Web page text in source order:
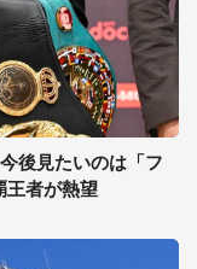
後見たいのは「フ
王者が熱望